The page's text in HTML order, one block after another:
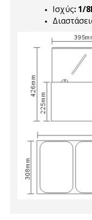
Ισχύς: 1/